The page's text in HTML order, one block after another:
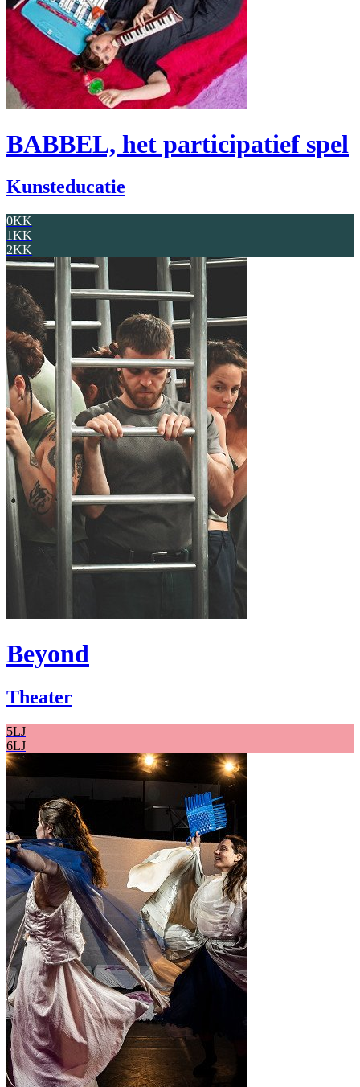
BABBEL, het participatief spel
Kunsteducatie
0KK
1KK
2KK
Beyond
Theater
5LJ
6LJ